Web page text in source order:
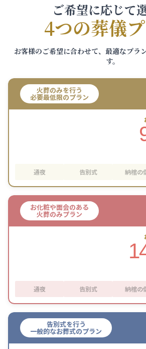
ご希望に応じて
4つの葬儀
お客様のご希望に合わせて、最適なプラ
す。
火葬のみを行う
必要最低限のプラン
通夜 告別式 納棺の
お化粧や面会のある
火葬のみプラン
通夜 告別式 納棺の
告別式を行う
一般的なお葬式のプラン